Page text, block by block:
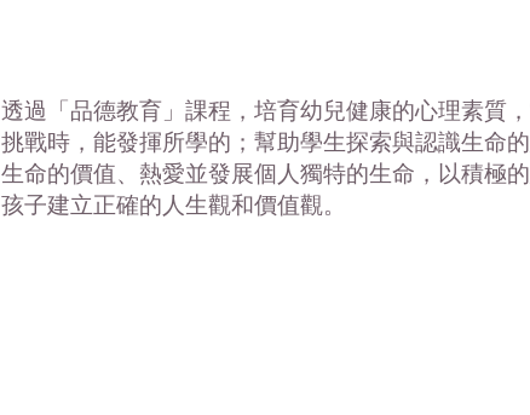
透過「品德教育」課程，培育幼兒健康的心理素質，
挑戰時，能發揮所學的；幫助學生探索與認識生命
生命的價值、熱愛並發展個人獨特的生命，以積極
孩子建立正確的人生觀和價值觀。